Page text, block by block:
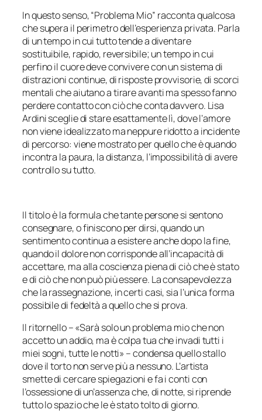
In questo senso, “Problema Mio” racconta qualcosa
che supera il perimetro dell’esperienza privata. Parla
di un tempo in cui tutto tende a diventare
sostituibile, rapido, reversibile; un tempo in cui
perfino il cuore deve convivere con un sistema di
distrazioni continue, di risposte provvisorie, di scorci
mentali che aiutano a tirare avanti ma spesso fanno
perdere contatto con ciò che conta davvero. Lisa
Ardini sceglie di stare esattamente lì, dove l’amore
non viene idealizzato ma neppure ridotto a incidente
di percorso: viene mostrato per quello che è quando
incontra la paura, la distanza, l’impossibilità di avere
controllo su tutto.
Il titolo è la formula che tante persone si sentono
consegnare, o finiscono per dirsi, quando un
sentimento continua a esistere anche dopo la fine,
quando il dolore non corrisponde all’incapacità di
accettare, ma alla coscienza piena di ciò che è stato
e di ciò che non può più essere. La consapevolezza
che la rassegnazione, in certi casi, sia l’unica forma
possibile di fedeltà a quello che si prova.
Il ritornello – «Sarà solo un problema mio che non
accetto un addio, ma è colpa tua che invadi tutti i
miei sogni, tutte le notti» – condensa quello stallo
dove il torto non serve più a nessuno. L’artista
smette di cercare spiegazioni e fa i conti con
l’ossessione di un’assenza che, di notte, si riprende
tutto lo spazio che le è stato tolto di giorno.